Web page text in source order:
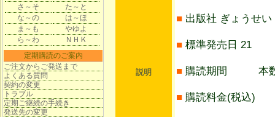
さ～そ
た～と
な～の
は～ほ
ま～も
やゆよ
ら～わ
ＮＨＫ
定期購読のご案内
ご注文からご発送まで
よくある質問
契約の変更
トラブル
定期ご継続の手続き
発送先の変更
説明
■ 出版社 ぎょうせい
■ 標準発売日 21
■ 購読期間 本
■ 購読料金(税込)